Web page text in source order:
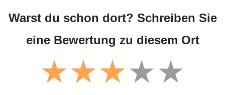
Warst du schon dort? Schreiben Sie
eine Bewertung zu diesem Ort